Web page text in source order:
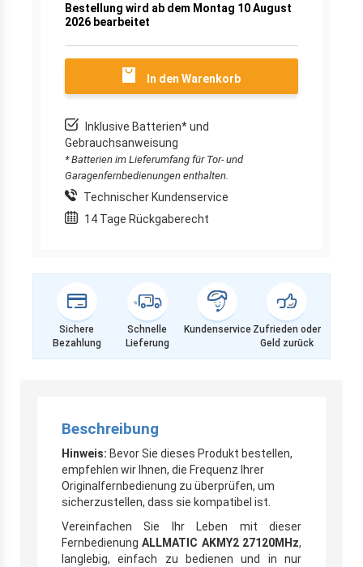
Bestellung wird ab dem Montag 10 August
2026 bearbeitet
In den Warenkorb
Inklusive Batterien* und
Gebrauchsanweisung
* Batterien im Lieferumfang für Tor- und
Garagenfernbedienungen enthalten.
Technischer Kundenservice
14 Tage Rückgaberecht
Sichere
Bezahlung
Schnelle
Lieferung
Kundenservice Zufrieden oder
Geld zurück
Beschreibung
Hinweis: Bevor Sie dieses Produkt bestellen,
empfehlen wir Ihnen, die Frequenz Ihrer
Originalfernbedienung zu überprüfen, um
sicherzustellen, dass sie kompatibel ist.
Vereinfachen Sie Ihr Leben mit dieser
FernbedienungALLMATIC AKMY2 27120MHz,
langlebig, einfach zu bedienen und in nur